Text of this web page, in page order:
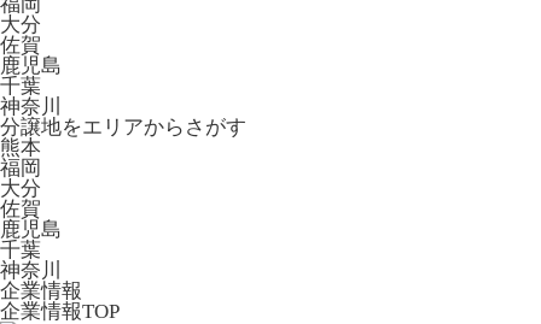
大分
佐賀
鹿児島
千葉
神奈川
分譲地をエリアからさがす
熊本
福岡
大分
佐賀
鹿児島
千葉
神奈川
企業情報
企業情報TOP